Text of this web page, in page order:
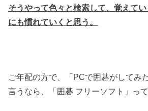
そうやって色々と検索して、覚えて
にも慣れていくと思う。
ご年配の方で、「PCで囲碁がして
言うなら、「囲碁 フリーソフト」っ